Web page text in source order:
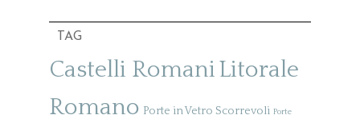
TAG
Castelli RomaniLitorale
Romano Porte in Vetro Scorrevoli Porte